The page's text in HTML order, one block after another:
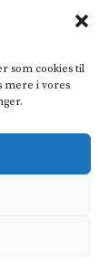
som cookies til
mere i vores